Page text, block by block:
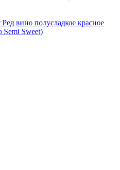
вино полусладкое красное
Semi Sweet)